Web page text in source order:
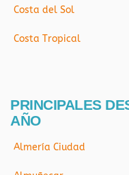
Costa del Sol
Costa Tropical
PRINCIPALES
AÑO
Almería Ciudad